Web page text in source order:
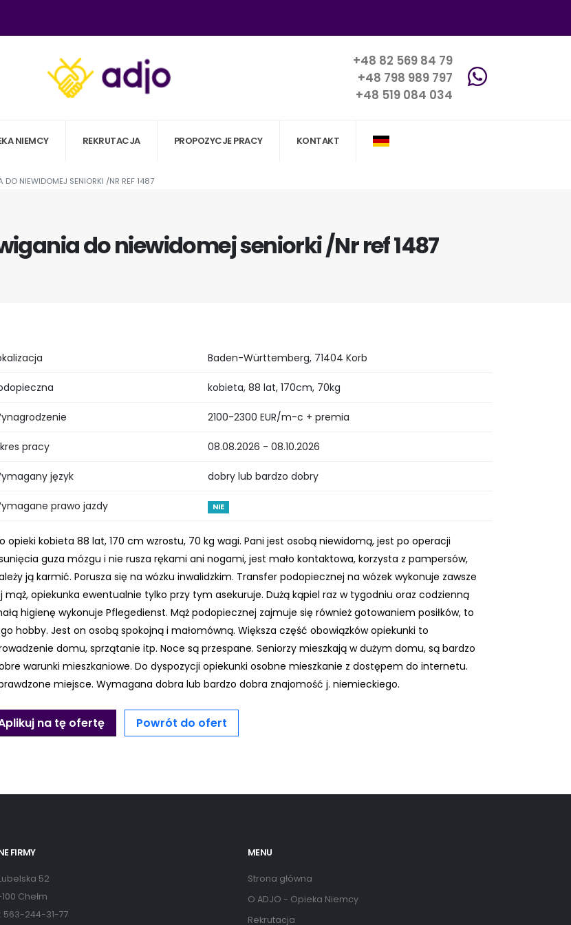
+48 82 569 84 79
+48 798 989 797
+48 519 084 034
NIEMCY REKRUTACJA PROPOZYCJE PRACY KONTAKT
DO NIEWIDOMEJ SENIORKI /NR REF 1487
do niewidomej seniorki /Nr ref 1487
Baden-Württemberg, 71404 Korb
kobieta, 88 lat, 170cm, 70kg
2100-2300 EUR/m-c + premia
pracy 08.08.2026 - 08.10.2026
język dobry lub bardzo dobry
prawo jazdy NIE
opieki kobieta 88 lat, 170 cm wzrostu, 70 kg wagi. Pani jest osobą niewidomą, jest po operacji
guza mózgu i nie rusza rękami ani nogami, jest mało kontaktowa, korzysta z pampersów,
ją karmić. Porusza się na wózku inwalidzkim. Transfer podopiecznej na wózek wykonuje zawsze
mąż, opiekunka ewentualnie tylko przy tym asekuruje. Dużą kąpiel raz w tygodniu oraz codzienną
higienę wykonuje Pflegedienst. Mąż podopiecznej zajmuje się również gotowaniem posiłków, to
hobby. Jest on osobą spokojną i małomówną. Większa część obowiązków opiekunki to
domu, sprzątanie itp. Noce są przespane. Seniorzy mieszkają w dużym domu, są bardzo
warunki mieszkaniowe. Do dyspozycji opiekunki osobne mieszkanie z dostępem do internetu.
miejsce. Wymagana dobra lub bardzo dobra znajomość j. niemieckiego.
na tę ofertę Powrót do ofert
FIRMY
52
Chełm
563-244-31-77
MENU
Strona główna
O ADJO - Opieka Niemcy
Rekrutacja